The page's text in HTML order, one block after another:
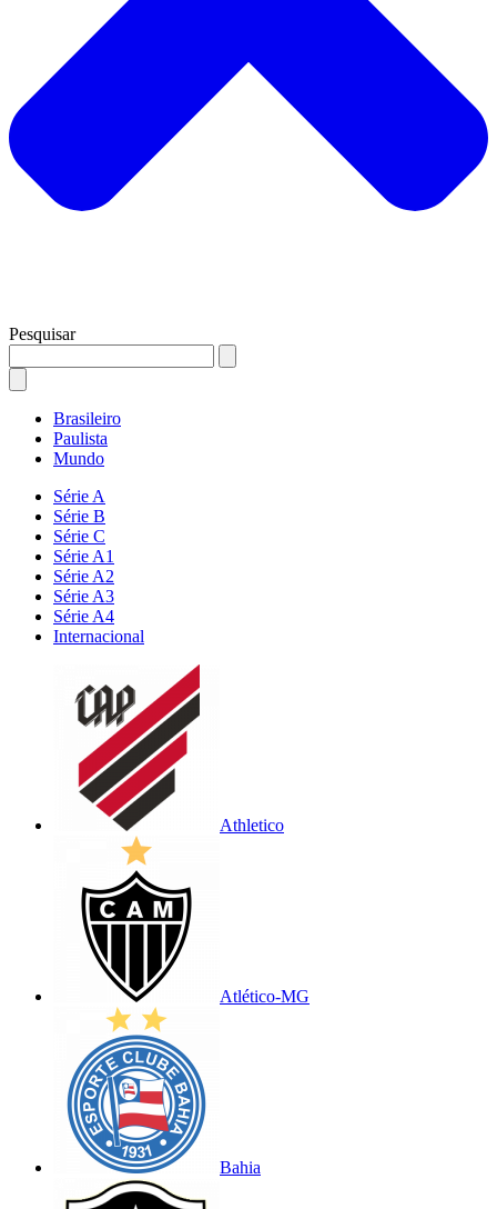
Pesquisar
Brasileiro
Paulista
Mundo
Série A
Série B
Série C
Série A1
Série A2
Série A3
Série A4
Internacional
Athletico
Atlético-MG
Bahia